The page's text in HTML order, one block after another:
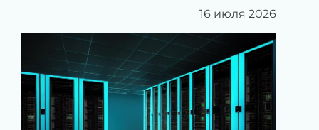
16 июля 2026